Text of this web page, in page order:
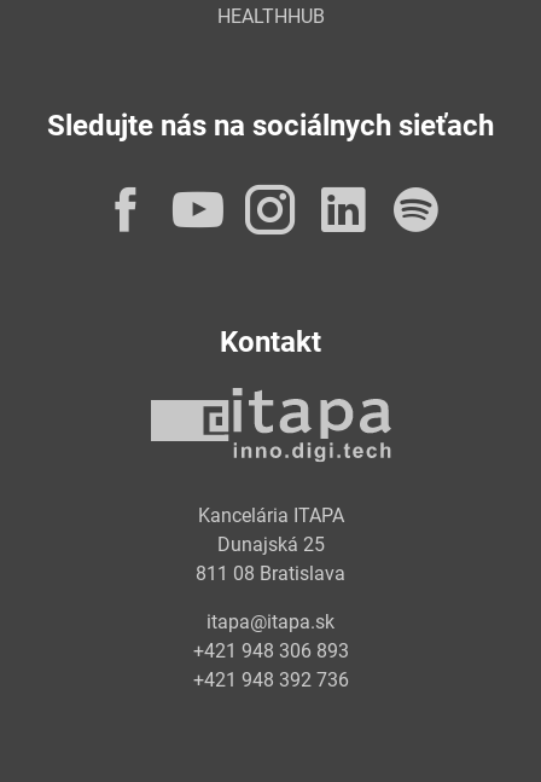
HEALTHHUB
Sledujte nás na sociálnych sieťach
Facebook
YouTube
Instagram
Kontakt
Kancelária ITAPA
Dunajská 25
811 08 Bratislava
itapa@itapa.sk
+421 948 306 893
+421 948 392 736